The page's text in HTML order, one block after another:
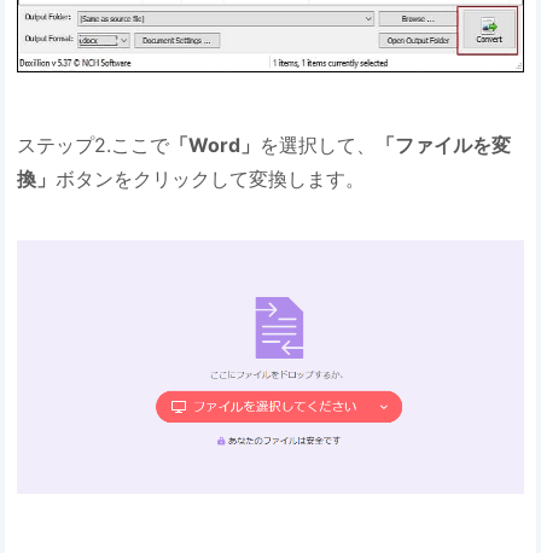
ステップ2.ここで 「Word」 を選択して、
「ファイルを変
換」 ボタンをクリックして変換します。